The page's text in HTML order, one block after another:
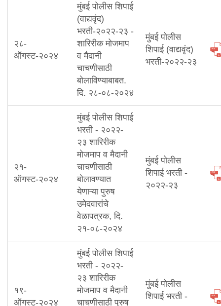
२८-
ऑगस्ट-२०२४
मुंबई पोलीस शिपाई
(वाद्यवृंद)
भरती-२०२२-२३ -
शारिरीक मोजमाप
व मैदानी
चाचणीसाठी
बोलाविण्याबाबत.
दि. २८-०८-२०२४
मुंबई पोलीस
शिपाई (वाद्यवृंद)
भरती-२०२२-२३
२१-
ऑगस्ट-२०२४
मुंबई पोलीस शिपाई
भरती - २०२२-
२३ शारिरीक
मोजमाप व मैदानी
चाचणीसाठी
बोलावण्यात
येणाऱ्या पुरुष
उमेदवारांचे
वेळापत्रक, दि.
२१-०८-२०२४
मुंबई पोलीस
शिपाई भरती -
२०२२-२३
१९-
ऑगस्ट-२०२४
मुंबई पोलीस शिपाई
भरती - २०२२-
२३ शारिरीक
मोजमाप व मैदानी
चाचणीसाठी पुरुष
मुंबई पोलीस
शिपाई भरती -